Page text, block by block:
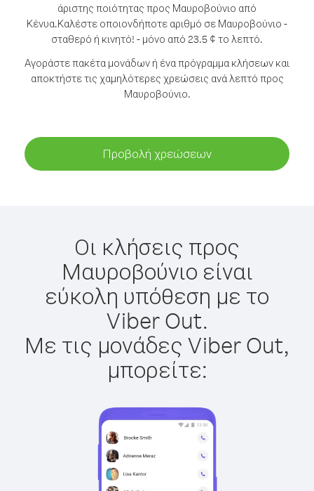
άριστης ποιότητας προς Μαυροβούνιο από
Κένυα.Καλέστε οποιονδήποτε αριθμό σε Μαυροβούνιο -
σταθερό ή κινητό! - μόνο από 23.5 ¢ το λεπτό.
Αγοράστε πακέτα μονάδων ή ένα πρόγραμμα κλήσεων και
αποκτήστε τις χαμηλότερες χρεώσεις ανά λεπτό προς
Μαυροβούνιο.
Προβολή χρεώσεων
Οι κλήσεις προς
Μαυροβούνιο είναι
εύκολη υπόθεση με το
Viber Out.
Με τις μονάδες Viber Out,
μπορείτε: